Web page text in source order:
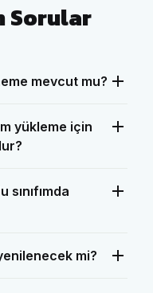
Sorular
mevcut mu?
yükleme için
mi?